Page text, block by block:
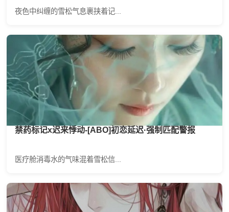
夜色中纠缠的雪松气息裹挟着记...
禁药标记x迟来悸动-[ABO]初恋延迟·强制匹配警报
医疗舱消毒水的气味混着雪松信...